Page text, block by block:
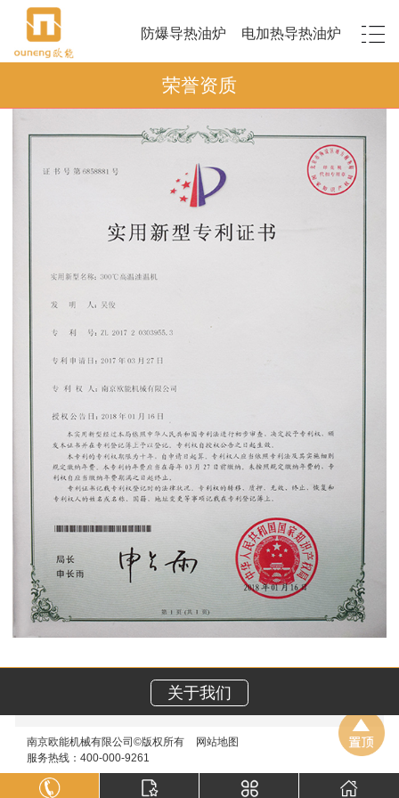
防爆导热油炉 电加热导热油炉
荣誉资质
关于我们
南京欧能机械有限公司©版权所有
网站地图
服务热线：400-000-9261